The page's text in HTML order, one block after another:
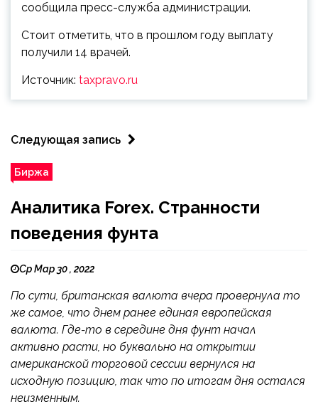
сообщила пресс-служба администрации.
Стоит отметить, что в прошлом году выплату
получили 14 врачей.
Источник: taxpravo.ru
Следующая запись
Биржа
Аналитика Forex. Странности
поведения фунта
Ср Мар 30 , 2022
По сути, британская валюта вчера провернула то
же самое, что днем ранее единая европейская
валюта. Где-то в середине дня фунт начал
активно расти, но буквально на открытии
американской торговой сессии вернулся на
исходную позицию, так что по итогам дня остался
неизменным.